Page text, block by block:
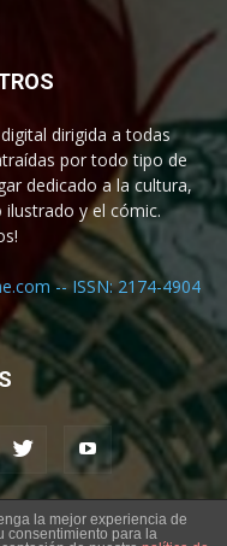
dirigida a todas
por todo tipo de
dedicado a la cultura,
y el cómic.
-- ISSN: 2174-4904
la mejor experiencia de
consentimiento para la